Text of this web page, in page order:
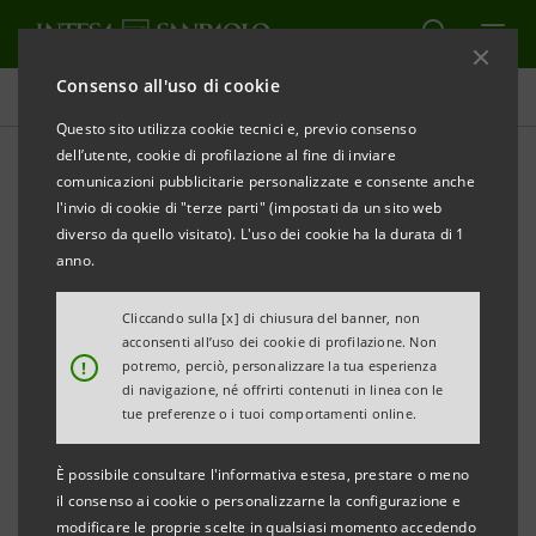
Consenso all'uso di cookie
Questo sito utilizza cookie tecnici e, previo consenso
dell’utente, cookie di profilazione al fine di inviare
comunicazioni pubblicitarie personalizzate e consente anche
l'invio di cookie di "terze parti" (impostati da un sito web
diverso da quello visitato). L'uso dei cookie ha la durata di 1
anno.
!
Cliccando sulla [x] di chiusura del banner, non
acconsenti all’uso dei cookie di profilazione. Non
potremo, perciò, personalizzare la tua esperienza
di navigazione, né offrirti contenuti in linea con le
tue preferenze o i tuoi comportamenti online.
È possibile consultare l'informativa estesa, prestare o meno
il consenso ai cookie o personalizzarne la configurazione e
modificare le proprie scelte in qualsiasi momento accedendo
Comunicati stampa
STAMPA AGGIORNA
INTESA SANPAOLO: VARIAZIONE CALENDARIO
FINANZIARIO 2026
comunica la seguente variazione del calendario
finanziario per l’esercizio 2026: convocazione di
Assemblea Straordinaria per il 10 settembre 2026.
Si riporta di seguito il calendario finanziario per
l’esercizio 2026 aggiornato, che è soggetto a possibili
cambiamenti: